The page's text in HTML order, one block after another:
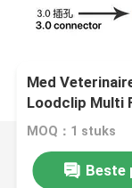
Med
Loodclip Multi
MOQ：1 stuks
Beste